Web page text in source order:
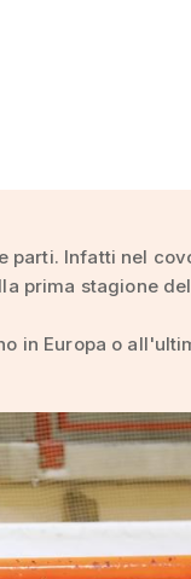
parti. Infatti nel
prima stagione
in Europa o